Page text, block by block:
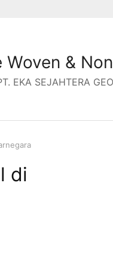
&
EKA SEJAHTERA
di